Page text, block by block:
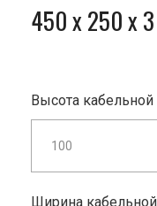
450 x 250 x
Высота
Ширина